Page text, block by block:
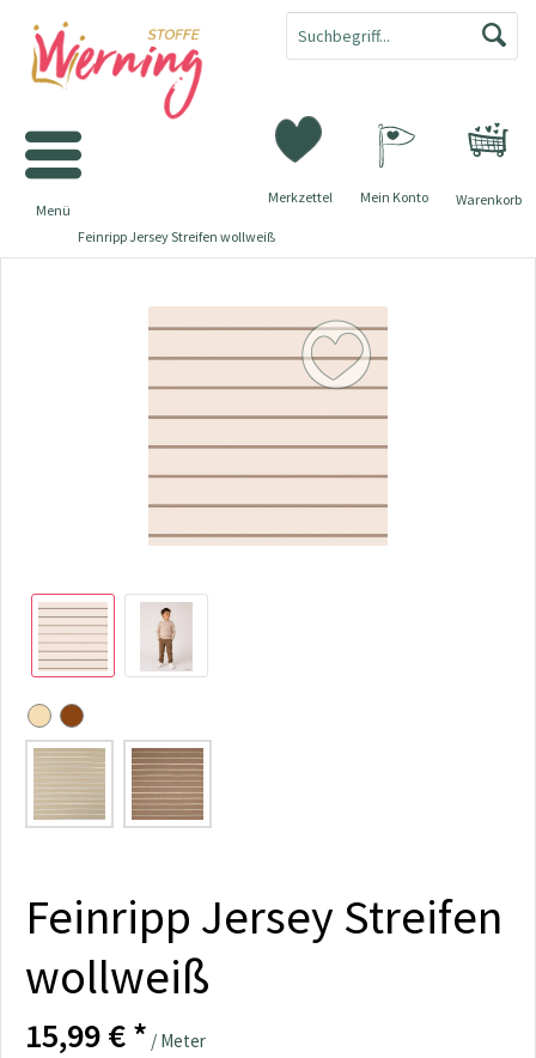
Warenkorb
Merkzettel Mein Konto
Menü
Feinripp Jersey Streifen wollweiß
Feinripp Jersey Streifen
wollweiß
15,99 € * / Meter